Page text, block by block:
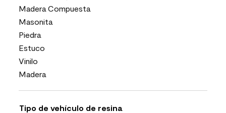
Madera Compuesta
Masonita
Piedra
Estuco
Vinilo
Madera
Tipo de vehículo de resina